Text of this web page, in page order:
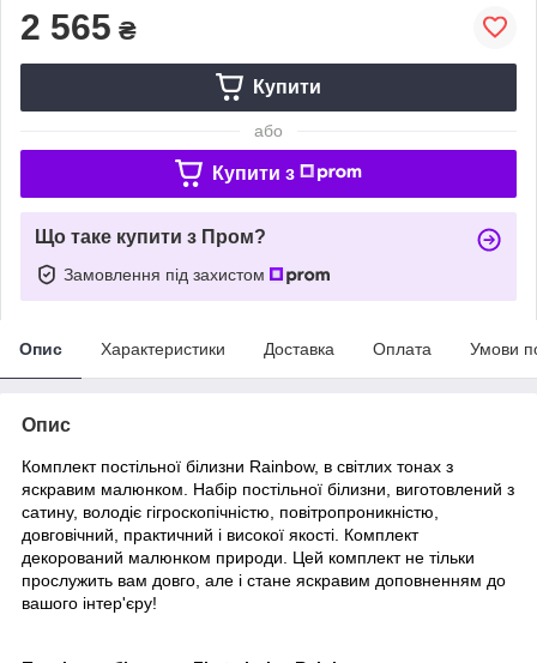
2 565 ₴
Купити
або
Купити з
Що таке купити з Пром?
Замовлення під захистом
Опис Характеристики Доставка Оплата Умови
Опис
Комплект постільної білизни Rainbow, в світлих тонах з
яскравим малюнком. Набір постільної білизни, виготовлений з
сатину, володіє гігроскопічністю, повітропроникністю,
довговічний, практичний і високої якості. Комплект
декорований малюнком природи. Цей комплект не тільки
прослужить вам довго, але і стане яскравим доповненням до
вашого інтер'єру!